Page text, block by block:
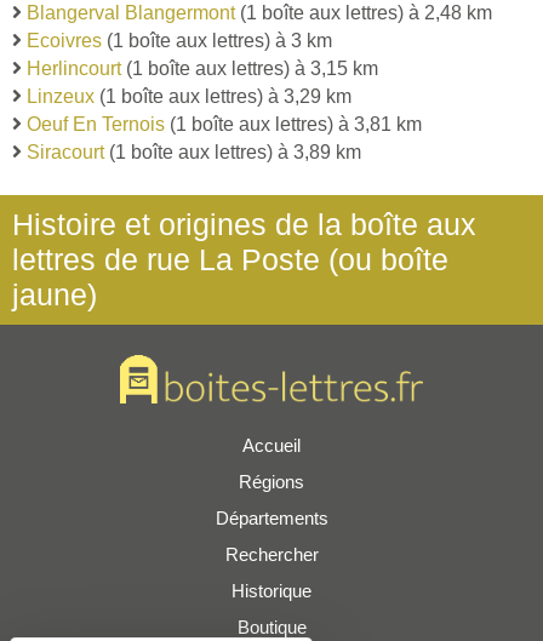
Blangerval Blangermont(1 boîte aux lettres) à 2,48 km
Ecoivres (1 boîte aux lettres) à 3 km
Herlincourt(1 boîte aux lettres) à 3,15 km
Linzeux (1 boîte aux lettres) à 3,29 km
Oeuf En Ternois (1 boîte aux lettres) à 3,81 km
Siracourt(1 boîte aux lettres) à 3,89 km
Histoire et origines de la boîte aux
lettres de rue La Poste (ou boîte
jaune)
Accueil
Régions
Départements
Rechercher
Historique
Boutique